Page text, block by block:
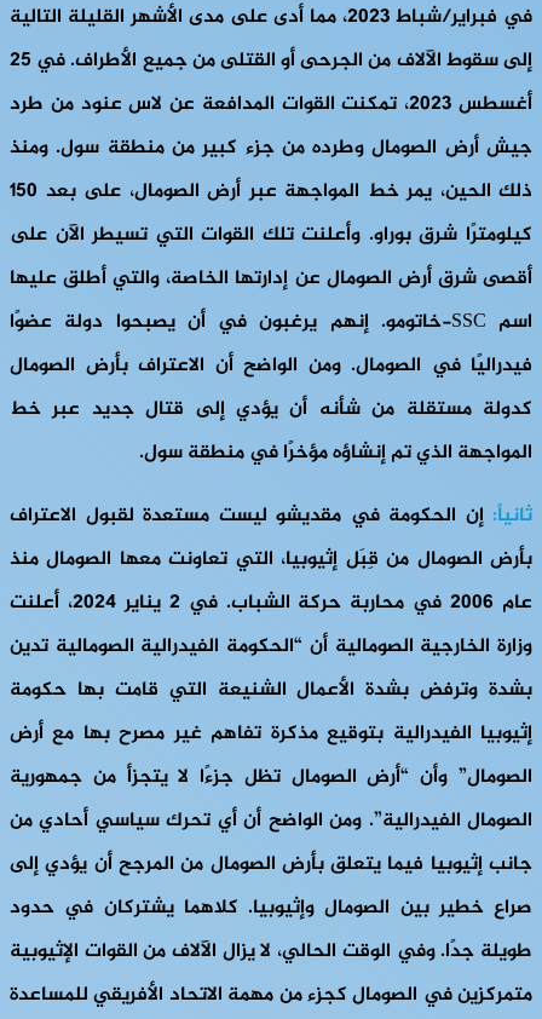
في فبراير/شباط 2023، مما أدى على مدى الأشهر القليلة التالية
إلى سقوط الآلاف من الجرحى أو القتلى من جميع الأطراف. في 25
أغسطس 2023، تمكنت القوات المدافعة عن لاس عنود من طرد
جيش أرض الصومال وطرده من جزء كبير من منطقة سول. ومنذ
ذلك الحين، يمر خط المواجهة عبر أرض الصومال، على بعد 150
كيلومترًا شرق بوراو. وأعلنت تلك القوات التي تسيطر الآن على
أقصى شرق أرض الصومال عن إدارتها الخاصة، والتي أطلق عليها
اسم SSC-خاتومو. إنهم يرغبون في أن يصبحوا دولة عضوًا
فيدراليًا في الصومال. ومن الواضح أن الاعتراف بأرض الصومال
كدولة مستقلة من شأنه أن يؤدي إلى قتال جديد عبر خط
المواجهة الذي تم إنشاؤه مؤخرًا في منطقة سول.
ثانياً: إن الحكومة في مقديشو ليست مستعدة لقبول الاعتراف
بأرض الصومال من قِبَل إثيوبيا، التي تعاونت معها الصومال منذ
عام 2006 في محاربة حركة الشباب. في 2 يناير 2024، أعلنت
وزارة الخارجية الصومالية أن “الحكومة الفيدرالية الصومالية تدين
بشدة وترفض بشدة الأعمال الشنيعة التي قامت بها حكومة
إثيوبيا الفيدرالية بتوقيع مذكرة تفاهم غير مصرح بها مع أرض
الصومال” وأن “أرض الصومال تظل جزءًا لا يتجزأ من جمهورية
الصومال الفيدرالية”. ومن الواضح أن أي تحرك سياسي أحادي من
جانب إثيوبيا فيما يتعلق بأرض الصومال من المرجح أن يؤدي إلى
صراع خطير بين الصومال وإثيوبيا. كلاهما يشتركان في حدود
طويلة جدًا. وفي الوقت الحالي، لا يزال الآلاف من القوات الإثيوبية
متمركزين في الصومال كجزء من مهمة الاتحاد الأفريقي للمساعدة